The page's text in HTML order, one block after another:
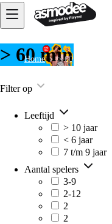
Home > 60 min
> 60 min
Filter op
Leeftijd
> 10 jaar
< 6 jaar
7 t/m 9 jaar
Aantal spelers
3-9
2-12
2
2